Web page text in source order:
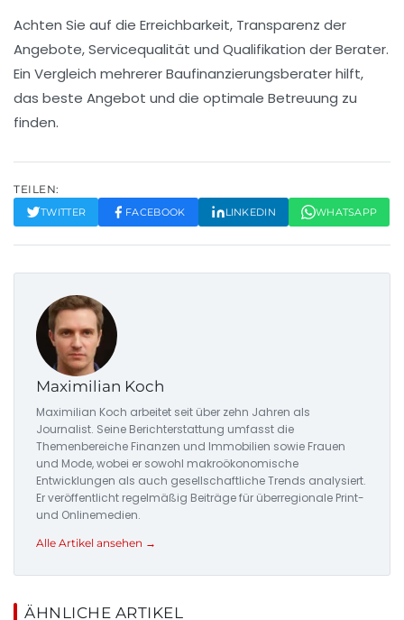
Achten Sie auf die Erreichbarkeit, Transparenz der
Angebote, Servicequalität und Qualifikation der Berater.
Ein Vergleich mehrerer Baufinanzierungsberater hilft,
das beste Angebot und die optimale Betreuung zu
finden.
TEILEN:
TWITTER FACEBOOK LINKEDIN WHATSAPP
Maximilian Koch
Maximilian Koch arbeitet seit über zehn Jahren als
Journalist. Seine Berichterstattung umfasst die
Themenbereiche Finanzen und Immobilien sowie Frauen
und Mode, wobei er sowohl makroökonomische
Entwicklungen als auch gesellschaftliche Trends analysiert.
Er veröffentlicht regelmäßig Beiträge für überregionale Print-
und Onlinemedien.
Alle Artikel ansehen →
ÄHNLICHE ARTIKEL